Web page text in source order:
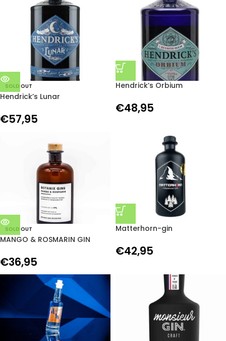
SOLD OUT
Hendrick’s Lunar
€57,95
Hendrick’s Orbium
€48,95
SOLD OUT
MANGO & ROSMARIN GIN
€36,95
Matterhorn-gin
€42,95